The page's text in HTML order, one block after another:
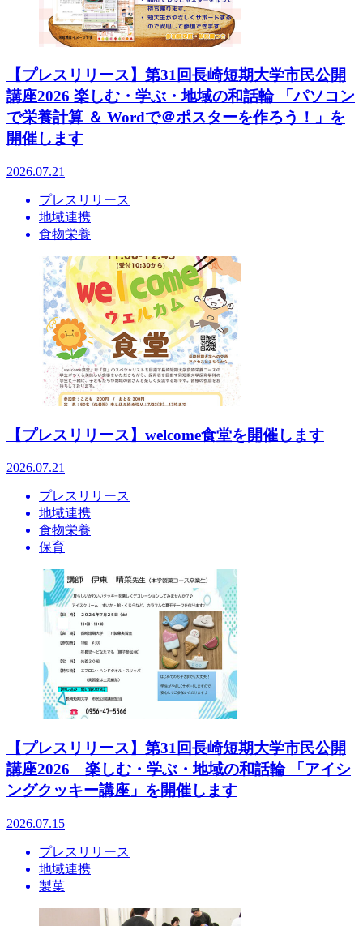
【プレスリリース】第31回長崎短期大学市民公開
講座2026 楽しむ・学ぶ・地域の和話輪 「パソコン
で栄養計算 ＆ Wordで＠ポスターを作ろう！」を
開催します
2026.07.21
プレスリリース
地域連携
食物栄養
【プレスリリース】welcome食堂を開催します
2026.07.21
プレスリリース
地域連携
食物栄養
保育
【プレスリリース】第31回長崎短期大学市民公開
講座2026 楽しむ・学ぶ・地域の和話輪 「アイシ
ングクッキー講座」を開催します
2026.07.15
プレスリリース
地域連携
製菓